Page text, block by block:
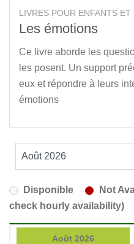
LIVRES POUR ENFANTS ET
Les émotions
Ce livre aborde les
les posent. Un support
eux et répondre à leurs
émotions
Disponible
Not
check hourly availability)
Août 2026